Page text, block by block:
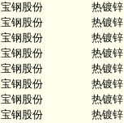
宝钢股份
热镀锌
宝钢股份
热镀锌
宝钢股份
热镀锌
宝钢股份
热镀锌
宝钢股份
热镀锌
宝钢股份
热镀锌
宝钢股份
热镀锌
宝钢股份
热镀锌